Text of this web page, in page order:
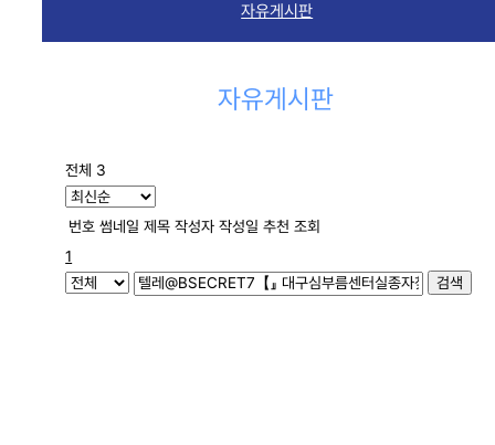
자유게시판
자유게시판
전체 3
번호 썸네일 제목 작성자 작성일 추천 조회
1
검색